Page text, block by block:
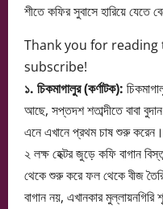
শীতে কফির সুবাসে হারিয়ে যেতে
Thank you for
subscribe!
১. চিকমাগালুর (কর্ণাটক):
আছে, সপ্তদশ শতাব্দীতে বাবা
এনে এখানে প্রথম চাষ শুরু করেন।
২ লক্ষ হেক্টর জুড়ে কফি বাগান
থেকে শুরু করে ফল থেকে বীজ
বাগান নয়, এখানকার মুল্লায়নগিরি